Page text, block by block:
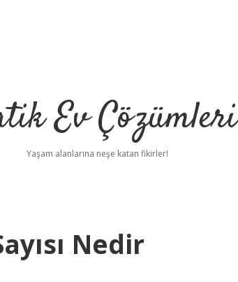
Ev Çözümleri
Yaşam alanlarına neşe katan fikirler!
Nedir